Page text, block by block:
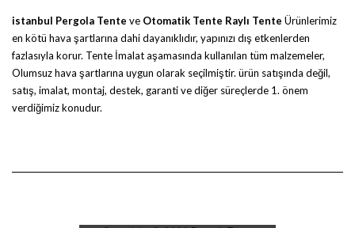
istanbul Pergola Tente ve Otomatik Tente Raylı Tente Ürünlerimiz
en kötü hava şartlarına dahi dayanıklıdır, yapınızı dış etkenlerden
fazlasıyla korur. Tente İmalat aşamasında kullanılan tüm malzemeler,
Olumsuz hava şartlarına uygun olarak seçilmiştir. ürün satışında değil,
satış, imalat, montaj, destek, garanti ve diğer süreçlerde 1. önem
verdiğimiz konudur.